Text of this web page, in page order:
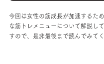
今回は女性の筋成長が加速するた
な筋トレメニューについて解説し
すので、是非最後まで読んでみて